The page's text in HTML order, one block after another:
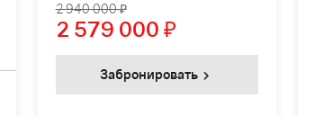
2 940 000 ₽
2 579 000 ₽
Забронировать